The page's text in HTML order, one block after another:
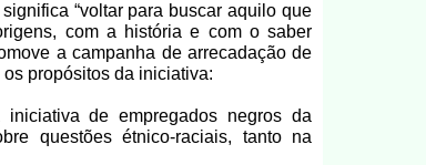
“voltar para buscar aquilo que
com a história e com o saber
a campanha de arrecadação de
propósitos da iniciativa:
de empregados negros da
questões étnico-raciais, tanto na